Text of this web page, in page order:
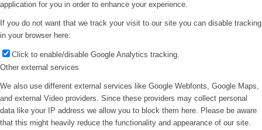
application for you in order to enhance your experience.
If you do not want that we track your visit to our site you can disable tracking
in your browser here:
Click to enable/disable Google Analytics tracking.
Other external services
We also use different external services like Google Webfonts, Google Maps,
and external Video providers. Since these providers may collect personal
data like your IP address we allow you to block them here. Please be aware
that this might heavily reduce the functionality and appearance of our site.